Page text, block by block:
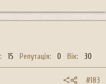
15 Репутація 0 Вік 30
#183